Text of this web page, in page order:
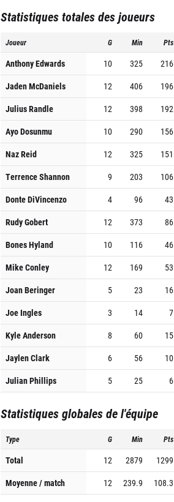
Statistiques totales des joueurs
Joueur G Min Pts
Anthony Edwards 10 325 216
Jaden McDaniels
12 406 196
Julius Randle
12 398 192
Ayo Dosunmu
10 290 156
Naz Reid
12 325 151
Terrence Shannon
9 203 106
Donte DiVincenzo
4 96 43
Rudy Gobert
12 373 86
Bones Hyland
10 116 46
Mike Conley
12 169 53
Joan Beringer
5 23 16
Joe Ingles
3 14 7
Kyle Anderson
8 60 15
Jaylen Clark
6 56 10
Julian Phillips
5 25 6
Statistiques globales de l'équipe
Type G Min Pts
Total 12 2879 1299
Moyenne / match
12 239.9 108.3